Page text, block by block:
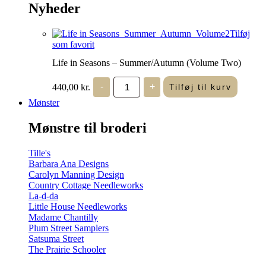
Nyheder
Tilføj
som favorit
Life in Seasons – Summer/Autumn (Volume Two)
440,00 kr. -
Life
Seasons
(Volume
+ Tilføj til kurv
Mønster
Mønstre til broderi
Tille's
Barbara Ana Designs
Carolyn Manning Design
Country Cottage Needleworks
La-d-da
Little House Needleworks
Madame Chantilly
Plum Street Samplers
Satsuma Street
The Prairie Schooler